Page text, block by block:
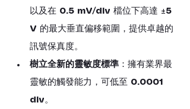
以及在 0.5 mV/div 檔位下高達 ±5
V 的最大垂直偏移範圍，提供卓越的
訊號保真度。
樹立全新的靈敏度標準 ：擁有業界最
靈敏的觸發能力，可低至 0.0001
div 。